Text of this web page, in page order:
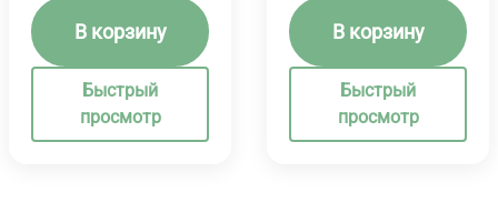
В корзину
Быстрый
просмотр
В корзину
Быстрый
просмотр